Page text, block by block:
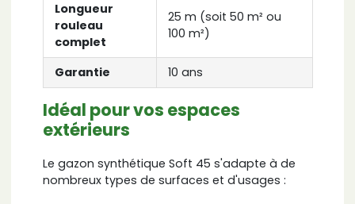
Longueur
rouleau
complet
25 m (soit 50 m² ou
100 m²)
Garantie 10 ans
Idéal pour vos espaces
extérieurs
Le gazon synthétique Soft 45 s'adapte à de
nombreux types de surfaces et d'usages :